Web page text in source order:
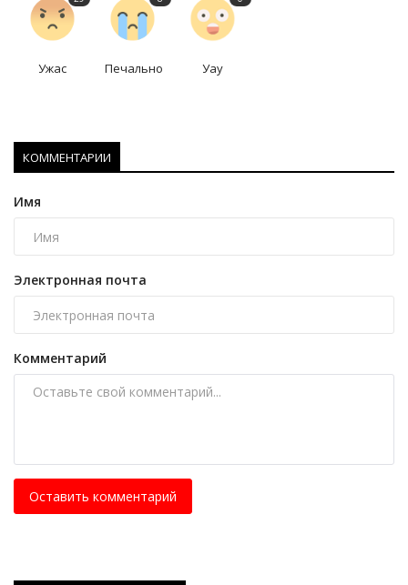
Ужас Печально Уау
КОММЕНТАРИИ
Имя
Электронная почта
Комментарий
Оставить комментарий